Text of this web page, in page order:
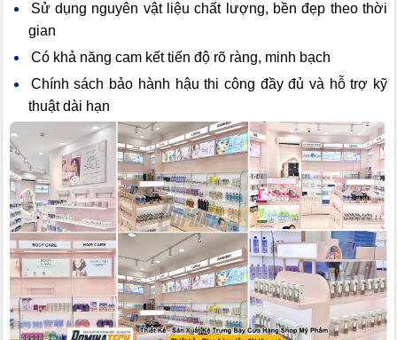
Sử dụng nguyên vật liệu chất lượng, bền đẹp theo thời
gian
Có khả năng cam kết tiến độ rõ ràng, minh bạch
Chính sách bảo hành hậu thi công đầy đủ và hỗ trợ kỹ
thuật dài hạn